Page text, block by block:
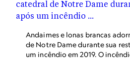
Andaimes e lonas brancas
de Notre Dame durante sua
um incêndio em 2019. O